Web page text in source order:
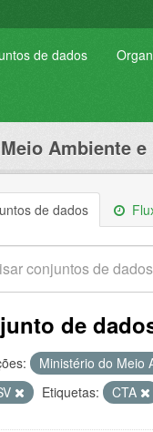
de dados
Ambiente e
de dados
de
Ministério do Meio
Etiquetas: CTA